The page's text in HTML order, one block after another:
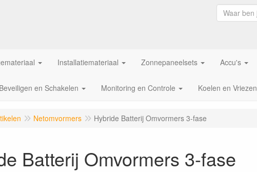
Installatiemateriaal Zonnepaneelsets Accu's
Beveiligen en Schakelen Monitoring en Controle Koelen en Vriezen
Netomvormers Hybride Batterij Omvormers 3-fase
Batterij Omvormers 3-fase